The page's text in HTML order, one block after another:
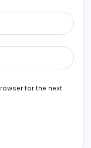
for the next